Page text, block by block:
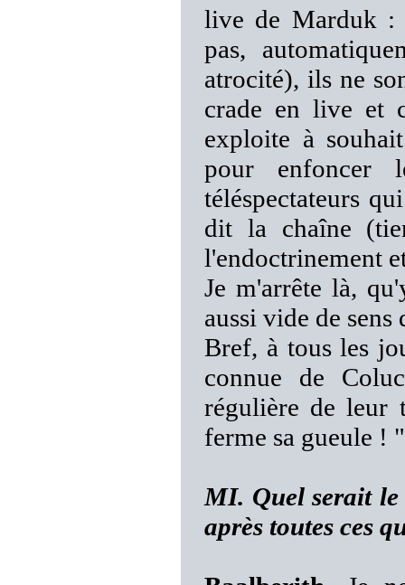
live de Marduk :
pas,
atrocité), ils ne
crade en live et
exploite à
pour enfoncer
téléspectateurs
dit la chaîne
l'endoctrinement
Je m'arrête là,
aussi vide de
Bref, à tous les
connue de
régulière de leur
ferme sa gueule
MI. Quel serait le
après toutes ces